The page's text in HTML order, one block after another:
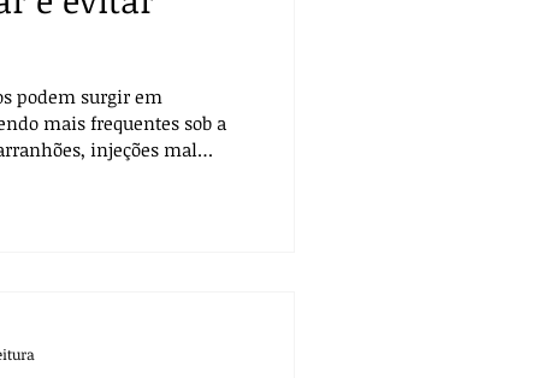
podem surgir em
mais frequentes sob a
injeções mal